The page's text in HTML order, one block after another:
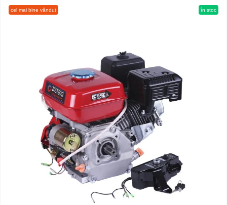
cel mai bine vândut în stoc